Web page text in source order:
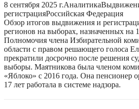
8 сентября 2025 г.Аналитика
регистрацияРоссийская Федерация
Обзор итогов выдвижения и
регионов на выборах, назначенных на
Полномочия члена Избирательной
области с правом решающего голоса
прекратили досрочно после решения
выборы. Маятникова была членом
«Яблоко» с 2016 года. Она пенсионер
17 лет работала в системе надзора.